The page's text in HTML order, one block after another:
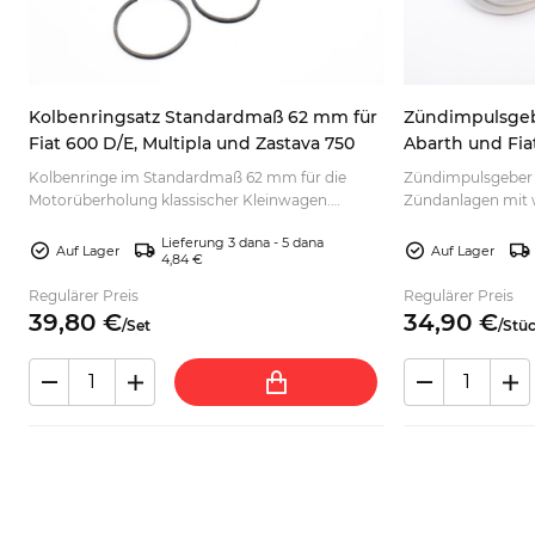
Kolbenringsatz Standardmaß 62 mm für
Fiat 600 D/E, Multipla und Zastava 750
Kolbenringe im Standardmaß 62 mm für die
Motorüberholung klassischer Kleinwagen.
bestellen.
Auf Lager
Lieferung 3 dana - 5 dana
4,84 €
Regulärer Preis
39,80 €/Set
Abarth und
Zündanlagen mit
passend
Auf Lager
Regulärer Preis
34,90 €/